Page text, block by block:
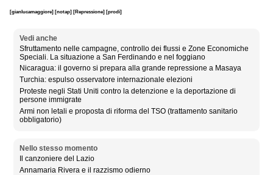
[gianlucamaggiore] [notap] [Repressione] [prodi]
Vedi anche
Sfruttamento nelle campagne, controllo dei flussi e Zone Economiche
Speciali. La situazione a San Ferdinando e nel foggiano
Nicaragua: il governo si prepara alla grande repressione a Masaya
Turchia: espulso osservatore internazionale elezioni
Proteste negli Stati Uniti contro la detenzione e la deportazione di
persone immigrate
Armi non letali e proposta di riforma del TSO (trattamento sanitario
obbligatorio)
Nello stesso momento
Il canzoniere del Lazio
Annamaria Rivera e il razzismo odierno